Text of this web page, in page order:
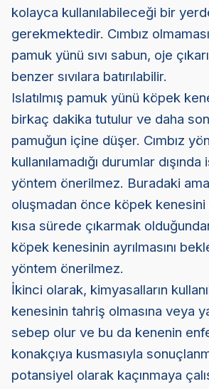
kolayca kullanılabileceği bir
gerekmektedir. Cımbız
pamuk yünü sıvı sabun, oje
benzer sıvılara batırılabilir.
Islatılmış pamuk yünü köpek
birkaç dakika tutulur ve daha
pamuğun içine düşer. Cımbız
kullanılamadığı durumlar
yöntem önerilmez. Buradaki
oluşmadan önce köpek kenesini
kısa sürede çıkarmak
köpek kenesinin ayrılmasını
yöntem önerilmez.
İkinci olarak, kimyasalların
kenesinin tahriş olmasına veya
sebep olur ve bu da kenenin
konakçıya kusmasıyla
potansiyel olarak kaçınmaya